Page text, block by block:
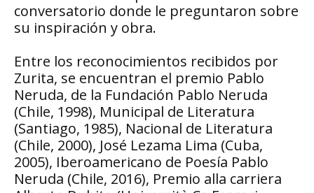
conversatorio donde le preguntaron sobre
su inspiración y obra.
Entre los reconocimientos recibidos por
Zurita, se encuentran el premio Pablo
Neruda, de la Fundación Pablo Neruda
(Chile, 1998), Municipal de Literatura
(Santiago, 1985), Nacional de Literatura
(Chile, 2000), José Lezama Lima (Cuba,
2005), Iberoamericano de Poesía Pablo
Neruda (Chile, 2016), Premio alla carriera